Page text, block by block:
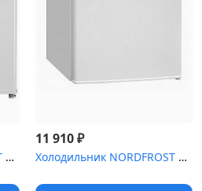
Холодильник NORDFROST RF-50 W
11 910₽
Холодильник NORDFROST NR 402 W